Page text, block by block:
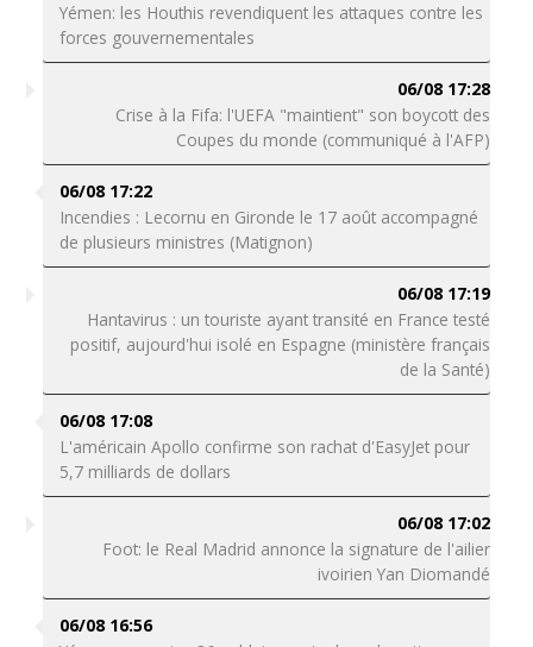
Yémen: les Houthis revendiquent les attaques contre les
forces gouvernementales
06/08 17:28
Crise à la Fifa: l'UEFA "maintient" son boycott des
Coupes du monde (communiqué à l'AFP)
06/08 17:22
Incendies : Lecornu en Gironde le 17 août accompagné
de plusieurs ministres (Matignon)
06/08 17:19
Hantavirus : un touriste ayant transité en France testé
positif, aujourd'hui isolé en Espagne (ministère français
de la Santé)
06/08 17:08
L'américain Apollo confirme son rachat d'EasyJet pour
5,7 milliards de dollars
06/08 17:02
Foot: le Real Madrid annonce la signature de l'ailier
ivoirien Yan Diomandé
06/08 16:56